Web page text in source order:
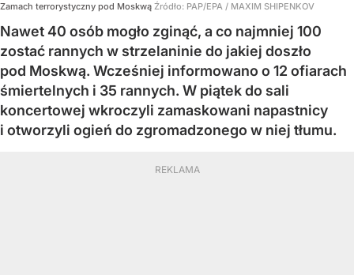
Zamach terrorystyczny pod Moskwą Źródło: PAP/EPA / MAXIM SHIPENKOV
Nawet 40 osób mogło zginąć, a co najmniej 100
zostać rannych w strzelaninie do jakiej doszło
pod Moskwą. Wcześniej informowano o 12 ofiarach
śmiertelnych i 35 rannych. W piątek do sali
koncertowej wkroczyli zamaskowani napastnicy
i otworzyli ogień do zgromadzonego w niej tłumu.